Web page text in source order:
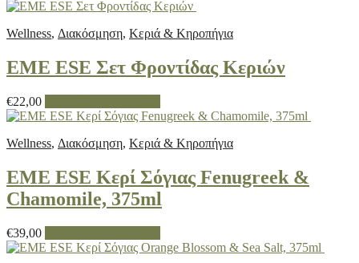
Wellness, Διακόσμηση, Κεριά & Κηροπήγια
EME ESE Σετ Φροντίδας Κεριών
€22,00
Wellness, Διακόσμηση, Κεριά & Κηροπήγια
EME ESE Κερί Σόγιας Fenugreek &
Chamomile, 375ml
€39,00